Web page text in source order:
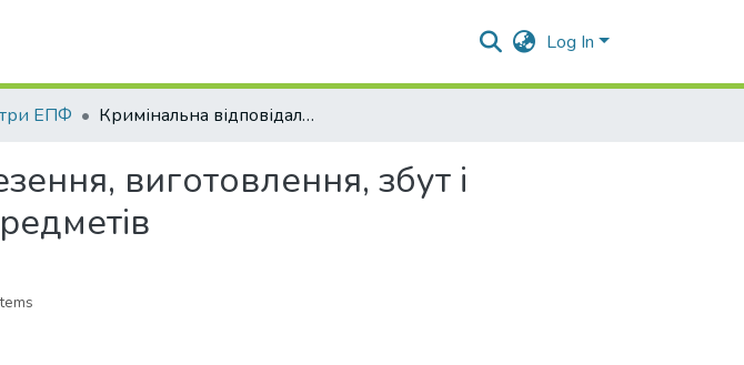
Log In
ЕПФ Кримінальна відповідальність за ввезення, виготовлення, збут і розповсюдження порнографічних предметів
виготовлення, збут і